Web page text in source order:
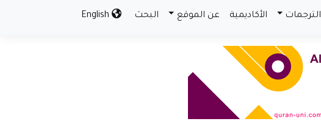
الترجمات الأكاديمية عن الموقع البحث